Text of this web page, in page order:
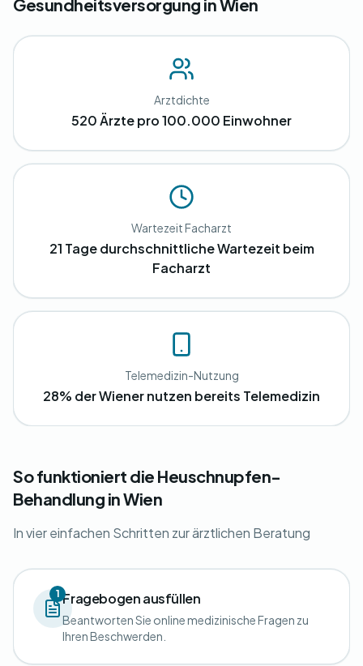
Gesundheitsversorgung in Wien
Arztdichte
520 Ärzte pro 100.000 Einwohner
Wartezeit Facharzt
21 Tage durchschnittliche Wartezeit beim
Facharzt
Telemedizin-Nutzung
28% der Wiener nutzen bereits Telemedizin
So funktioniert die Heuschnupfen-
Behandlung in Wien
In vier einfachen Schritten zur ärztlichen Beratung
1 Fragebogen ausfüllen
Beantworten Sie online medizinische Fragen zu
Ihren Beschwerden.